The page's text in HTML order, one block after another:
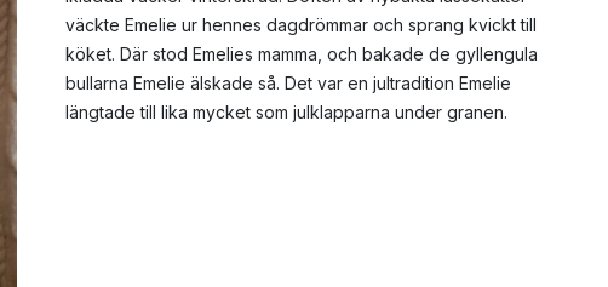
väckte Emelie ur hennes dagdrömmar och sprang kvickt till
köket. Där stod Emelies mamma, och bakade de gyllengula
bullarna Emelie älskade så. Det var en jultradition Emelie
längtade till lika mycket som julklapparna under granen.